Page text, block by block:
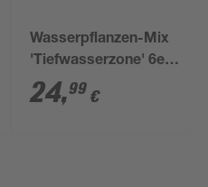
Wasserpflanzen-Mix
'Tiefwasserzone' 6er-
Set
24,99 €